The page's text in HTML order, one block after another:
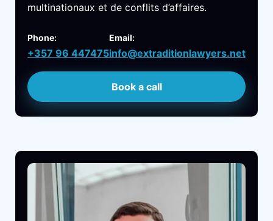
multinationaux et de conflits d’affaires.
Phone:
+357 96 447475
Email:
info@extraditionlawyers.net
Book a call